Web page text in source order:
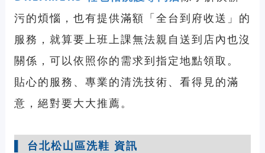
污的煩惱，也有提供滿額「全台到府收送」的
服務， 就算要上班上課無法親自送到店內也沒
關係， 可以依照你的需求到指定地點領取。
貼心的服務、專業的清洗技術、看得見的滿
意，絕對要大大推薦。
台北松山區洗鞋 資訊